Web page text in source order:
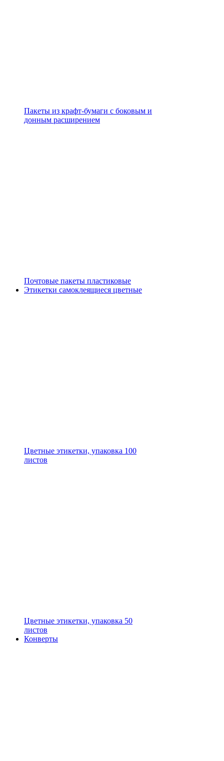
Пакеты из крафт-бумаги с боковым и
донным расширением
Почтовые пакеты пластиковые
Этикетки самоклеящиеся цветные
Цветные этикетки, упаковка 100
листов
Цветные этикетки, упаковка 50
листов
Конверты